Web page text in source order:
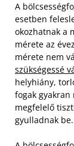
A
esetben
okozhatnak a
mérete az
mérete nem
szükségessé
helyhiány,
fogak
megfelelő
gyulladnak be.